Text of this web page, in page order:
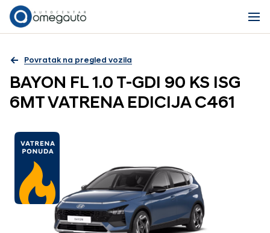
Povratak na pregled vozila
BAYON FL 1.0 T-GDI 90 KS ISG
6MT VATRENA EDICIJA C461